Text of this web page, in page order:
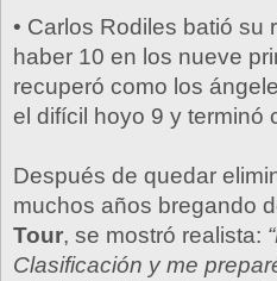
• Carlos Rodiles batió
haber 10 en los nueve
recuperó como los
el difícil hoyo 9 y terminó
Después de quedar
muchos años bregando
Tour, se mostró realista:
Clasificación y me